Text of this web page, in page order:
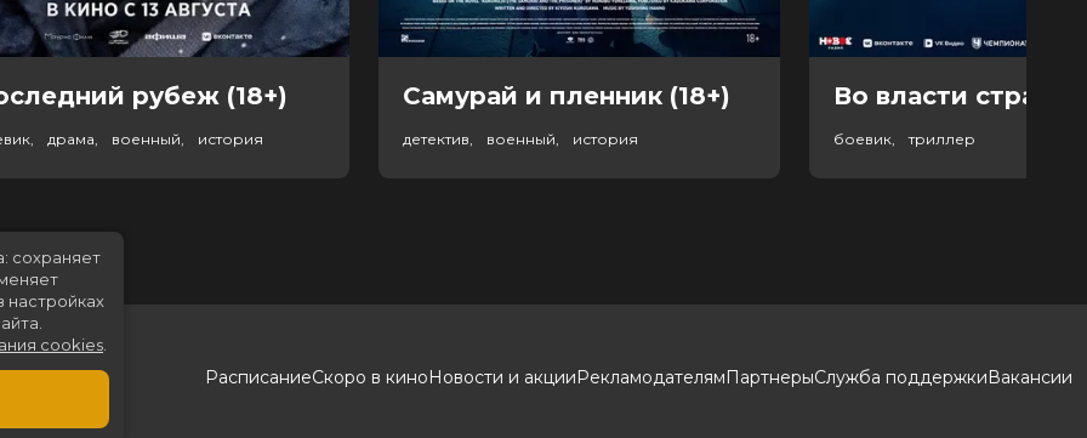
рубеж (18+)
драма, военный, история
Самурай и пленник (18+)
детектив, военный, история
Во власти страха
боевик, триллер
РасписаниеСкоро в киноНовости и акцииРекламодателямПартнерыСлужба поддержкиВакансии
сохраняет
настройках
cookies